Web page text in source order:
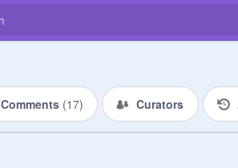
Comments (17) Curators